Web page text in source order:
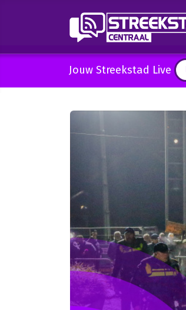
Jouw Streekstad Live